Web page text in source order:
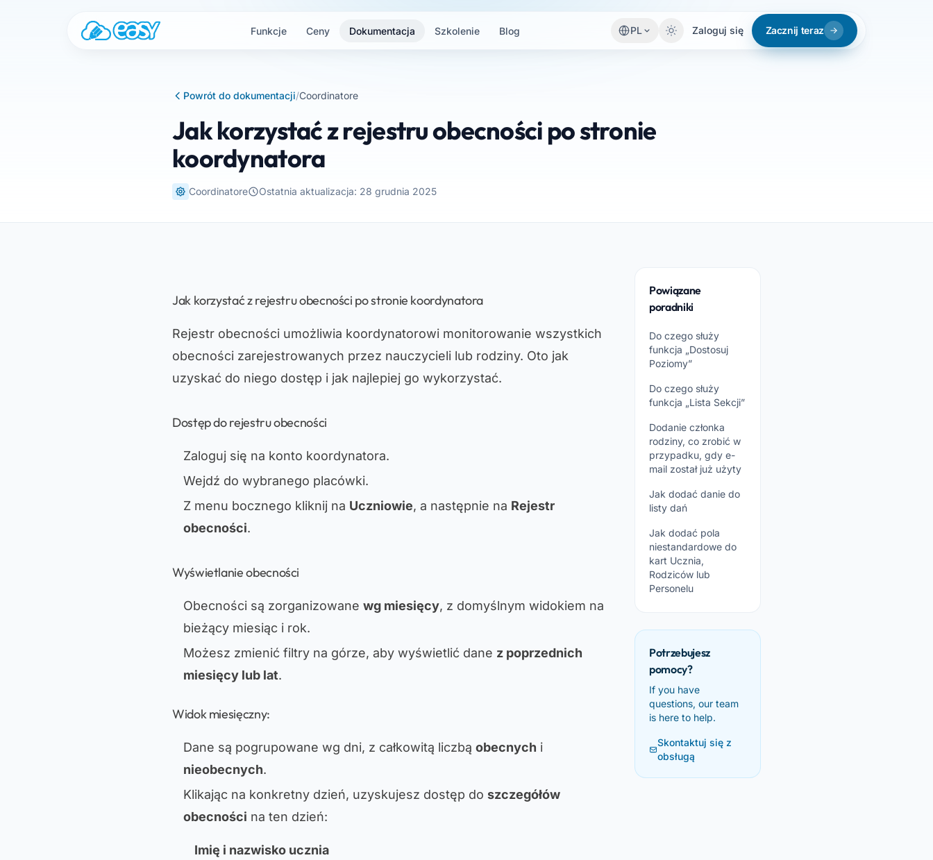
Funkcje Ceny Dokumentacja Szkolenie Blog PL Zaloguj się Zacznij teraz
Powrót do dokumentacji/Coordinatore
Jak korzystać z rejestru obecności po stronie
koordynatora
Coordinatore Ostatnia aktualizacja: 28 grudnia 2025
Jak korzystać z rejestru obecności po stronie koordynatora
Rejestr obecności umożliwia koordynatorowi monitorowanie wszystkich
obecności zarejestrowanych przez nauczycieli lub rodziny. Oto jak
uzyskać do niego dostęp i jak najlepiej go wykorzystać.
Dostęp do rejestru obecności
Zaloguj się na konto koordynatora.
Wejdź do wybranego placówki.
Z menu bocznego kliknij na Uczniowie, a następnie na Rejestr
obecności.
Wyświetlanie obecności
Obecności są zorganizowane wg miesięcy, z domyślnym widokiem na
bieżący miesiąc i rok.
Możesz zmienić filtry na górze, aby wyświetlić dane z poprzednich
miesięcy lub lat.
Widok miesięczny:
Dane są pogrupowane wg dni, z całkowitą liczbą obecnych i
nieobecnych.
Klikając na konkretny dzień, uzyskujesz dostęp do szczegółów
obecności na ten dzień:
Imię i nazwisko ucznia
Powiązane
poradniki
Do czego służy
funkcja „Dostosuj
Poziomy”
Do czego służy
funkcja „Lista Sekcji”
Dodanie członka
rodziny, co zrobić w
przypadku, gdy e-
mail został już użyty
Jak dodać danie do
listy dań
Jak dodać pola
niestandardowe do
kart Ucznia,
Rodziców lub
Personelu
Potrzebujesz
pomocy?
If you have
questions, our team
is here to help.
Skontaktuj się z
obsługą